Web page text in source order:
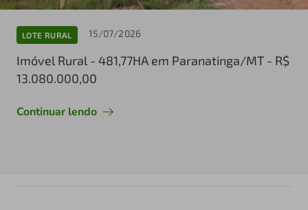
LOTE RURAL 15/07/2026
Imóvel Rural - 481,77HA em Paranatinga/MT - R$
13.080.000,00
Continuar lendo